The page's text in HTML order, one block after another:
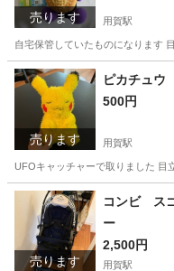
売ります 用賀駅
自宅保管していたものになります
東京 世田谷区 用賀駅
売ります
ピカチュ
500円
用賀駅
UFOキャッチャーで取りました 目
東京 世田谷区 用賀駅
売ります
コンビ ス
ー
2,500円
用賀駅